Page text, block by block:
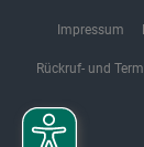
Impressum
Rückruf- und